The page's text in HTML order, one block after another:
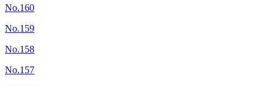
No.160
No.159
No.158
No.157